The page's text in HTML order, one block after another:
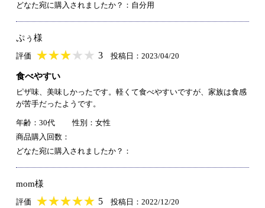
どなた宛に購入されましたか？：自分用
ぷぅ様
評価 ★★★★★
★★★★★ 3 投稿日：2023/04/20
食べやすい
ピザ味、美味しかったです。軽くて食べやすいですが、家族は食感
が苦手だったようです。
年齢：30代
性別：女性
商品購入回数：
どなた宛に購入されましたか？：
mom様
評価 ★★★★★
★★★★★ 5 投稿日：2022/12/20